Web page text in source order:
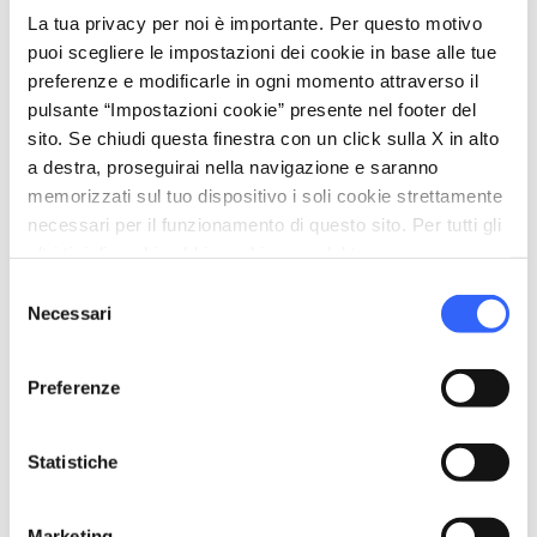
La tua privacy per noi è importante. Per questo motivo
puoi scegliere le impostazioni dei cookie in base alle tue
preferenze e modificarle in ogni momento attraverso il
pulsante “Impostazioni cookie” presente nel footer del
sito. Se chiudi questa finestra con un click sulla X in alto
a destra, proseguirai nella navigazione e saranno
memorizzati sul tuo dispositivo i soli cookie strettamente
necessari per il funzionamento di questo sito. Per tutti gli
delNecessari
Preferenze
Statistiche
language Sito web
http://visitserravalle.it/luoghi-dinteress
e/chiesa-dei-santi-filippo-e-giacomo/
open_in_new
Organizza
hotel Dove dormire chevron_right
restaurant Dove mangiare chevron_right
holiday_village Pacchetti e soggiorni chevron_right
chevron_right